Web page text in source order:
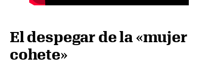
El despegar de la «mujer
cohete»